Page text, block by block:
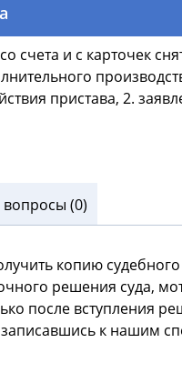
счета и с карточек
пристава, 2.
(0)
копию
решения суда,
после вступления
к нашим